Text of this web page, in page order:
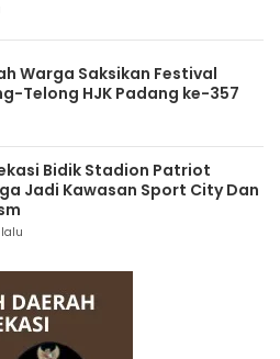
Warga Saksikan Festival
Telong HJK Padang ke-357
Bidik Stadion Patriot
Jadi Kawasan Sport City Dan